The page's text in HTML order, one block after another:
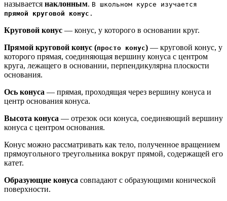
называется наклонным. В школьном курсе изучается
прямой круговой конус .
Круговой конус — конус, у которого в основании круг.
Прямой круговой конус (просто конус) — круговой конус, у
которого прямая, соединяющая вершину конуса с центром
круга, лежащего в основании, перпендикулярна плоскости
основания.
Ось конуса — прямая, проходящая через вершину конуса и
центр основания конуса.
Высота конуса — отрезок оси конуса, соединяющий вершину
конуса с центром основания.
Конус можно рассматривать как тело, полученное вращением
прямоугольного треугольника вокруг прямой, содержащей его
катет.
Образующие конуса совпадают с образующими конической
поверхности.